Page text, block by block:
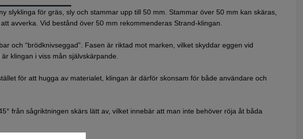
slyklinga för gräs, sly och stammar upp till 50 mm. Stammar över 50 mm kan skäras,
avverka. Vid bestånd över 50 mm rekommenderas Strand-klingan.
och “brödknivseggad”. Fasen är riktad mot marken, vilket skyddar eggen vid
klingan i viss mån självskärpande.
för att hugga av materialet, klingan är därför skonsam för både användare och
från sågriktningen skärs lätt av, vilket innebär att man inte behöver röja åt båda